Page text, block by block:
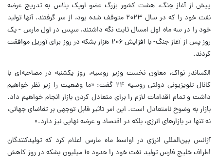
پیش از آغاز جنگ، هشت کشور بزرگ عضو اوپک پلاس به تدریج عرضه
نفت خود را که در سال ۲۰۲۳ متوقف شده بود، از سر گرفتند. آنها تولید
خود را در سه ماه اول امسال ثابت نگه داشتند، سپس در اول مارس - یک
روز پس از آغاز جنگ- با افزایش ۲۰۶ هزار بشکه در روز برای آوریل موافقت
کردند.
الکساندر نواک، معاون نخست وزیر روسیه، روز یکشنبه در مصاحبه‌ای با
کانال تلویزیونی دولتی روسیه ۲۴ گفت: «ما وضعیت را زیر نظر خواهیم
داشت و تمام اقدامات لازم را برای متعادل کردن بازار انجام خواهیم داد.
بازار به وضوح نامتعادل است. این امر تاثیر قابل توجهی بر تقاضای جهانی،
نه تنها در بازارهای انرژی، بلکه در اقتصاد و عرضه نهایی نیز دارد.»
آژانس بین‌المللی انرژی در اواسط ماه مارس اعلام کرد که تولیدکنندگان
اطراف خلیج فارس تولید نفت خود را حدود ۱۰ میلیون بشکه در روز کاهش